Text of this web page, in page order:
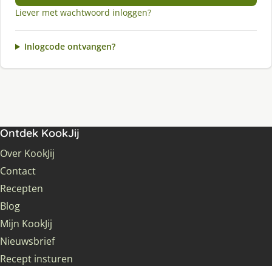
Liever met wachtwoord inloggen?
Inlogcode ontvangen?
Ontdek KookJij
Over KookJij
Contact
Recepten
Blog
Mijn KookJij
Nieuwsbrief
Recept insturen